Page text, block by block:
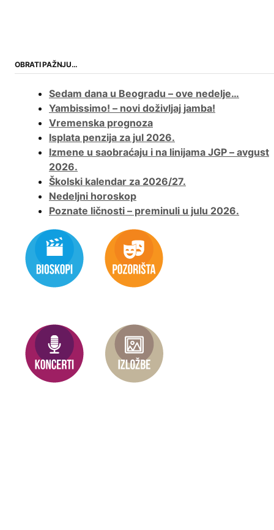
OBRATI PAŽNJU…
Sedam dana u Beogradu – ove nedelje…
Yambissimo! – novi doživljaj jamba!
Vremenska prognoza
Isplata penzija za jul 2026.
Izmene u saobraćaju i na linijama JGP – avgust
2026.
Školski kalendar za 2026/27.
Nedeljni horoskop
Poznate ličnosti – preminuli u julu 2026.